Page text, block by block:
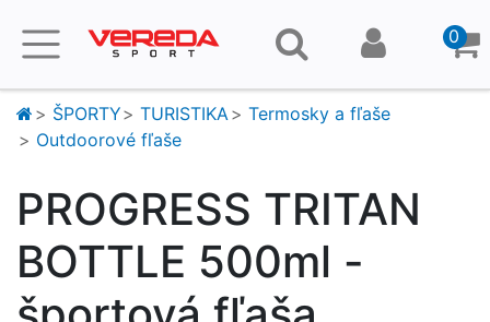
0
ŠPORTY TURISTIKA
Termosky a fľaše
Outdoorové fľaše
PROGRESS TRITAN
BOTTLE 500ml -